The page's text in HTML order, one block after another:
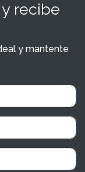
recibe
y mantente